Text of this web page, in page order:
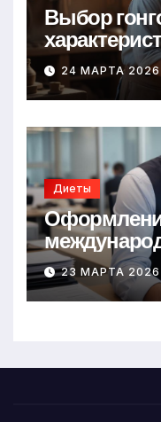
Выбор
24 МАРТА 2026
Диеты
23 МАРТА 2026